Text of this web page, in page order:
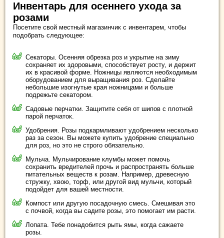
Инвентарь для осеннего ухода за
розами
Посетите свой местный магазинчик с инвентарем, чтобы
подобрать следующее:
Секаторы. Осенняя обрезка роз и укрытие на зиму
сохраняет их здоровыми, способствует росту, и держит
их в красивой форме. Ножницы являются необходимым
оборудованием для выращивания роз. Сделайте
небольшие изогнутые края ножницами и больше
подрежьте секатором.
Садовые перчатки. Защитите себя от шипов с плотной
парой перчаток.
Удобрения. Розы подкармливают удобрением несколько
раз за сезон. Вы можете купить удобрение специально
для роз, но это не строго обязательно.
Мульча. Мульчирование клумбы может помочь
сохранить вредителей прочь и распространять больше
питательных веществ к розам. Например, древесную
стружку, хвою, торф, или другой вид мульчи, который
подойдет для вашей местности.
Компост или другую посадочную смесь. Смешивая это
с почвой, когда вы садите розы, это помогает им расти.
Лопата. Тебе понадобится рыть ямы, когда сажаете
розы.